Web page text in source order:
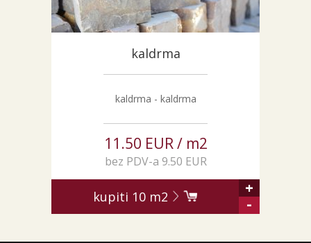
kaldrma
kaldrma - kaldrma
11.50 EUR / m2
bez PDV-a 9.50 EUR
kupiti 10 m2
+
-